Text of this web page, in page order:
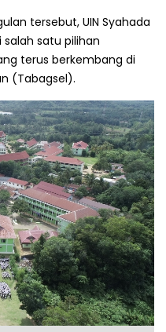
tersebut, UIN Syahada
satu pilihan
terus berkembang di
(Tabagsel).